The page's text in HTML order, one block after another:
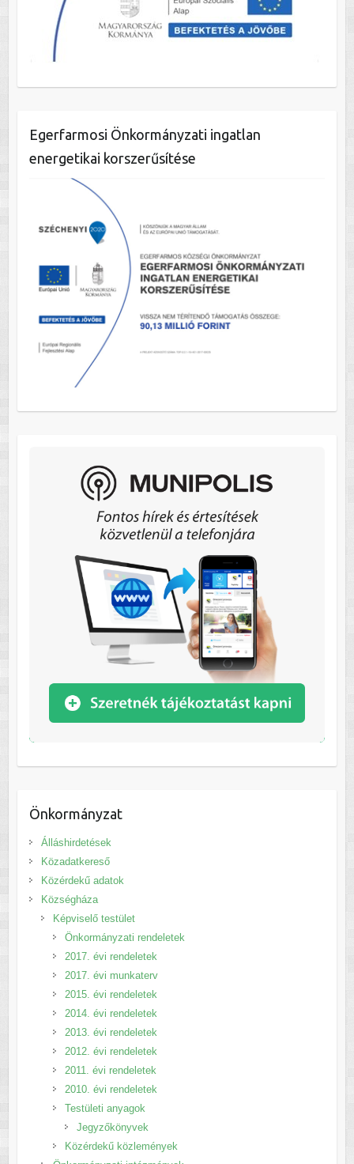
Egerfarmosi Önkormányzati ingatlan
energetikai korszerűsítése
Önkormányzat
Álláshirdetések
Közadatkereső
Közérdekű adatok
Községháza
Képviselő testület
Önkormányzati rendeletek
2017. évi rendeletek
2017. évi munkaterv
2015. évi rendeletek
2014. évi rendeletek
2013. évi rendeletek
2012. évi rendeletek
2011. évi rendeletek
2010. évi rendeletek
Testületi anyagok
Jegyzőkönyvek
Közérdekű közlemények